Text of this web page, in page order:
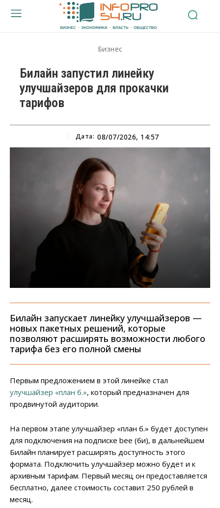
Бизнес
Билайн запустил линейку
улучшайзеров для прокачки
тарифов
Дата: 08/07/2026, 14:57
Билайн запускает линейку улучшайзеров —
новых пакетных решений, которые
позволяют расширять возможности любого
тарифа без его полной смены
Первым предложением в этой линейке стал
улучшайзер «план б.», который предназначен для
продвинутой аудитории.
На первом этапе улучшайзер «план б.» будет доступен
для подключения на подписке bee (би), в дальнейшем
Билайн планирует расширять доступность этого
формата. Подключить улучшайзер можно будет и к
архивным тарифам. Первый месяц он предоставляется
бесплатно, далее стоимость составит 250 рублей в
месяц.